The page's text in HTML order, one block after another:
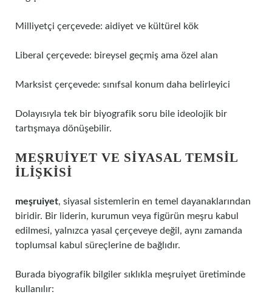
Milliyetçi çerçevede: aidiyet ve kültürel kök
Liberal çerçevede: bireysel geçmiş ama özel alan
Marksist çerçevede: sınıfsal konum daha belirleyici
Dolayısıyla tek bir biyografik soru bile ideolojik bir
tartışmaya dönüşebilir.
MEŞRUIYET VE SIYASAL TEMSIL
ILIŞKISI
meşruiyet, siyasal sistemlerin en temel dayanaklarından
biridir. Bir liderin, kurumun veya figürün meşru kabul
edilmesi, yalnızca yasal çerçeveye değil, aynı zamanda
toplumsal kabul süreçlerine de bağlıdır.
Burada biyografik bilgiler sıklıkla meşruiyet üretiminde
kullanılır: